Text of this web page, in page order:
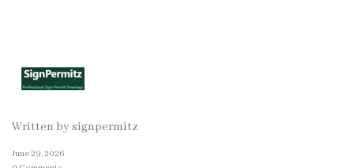
Written bysignpermitz
June 29, 2026